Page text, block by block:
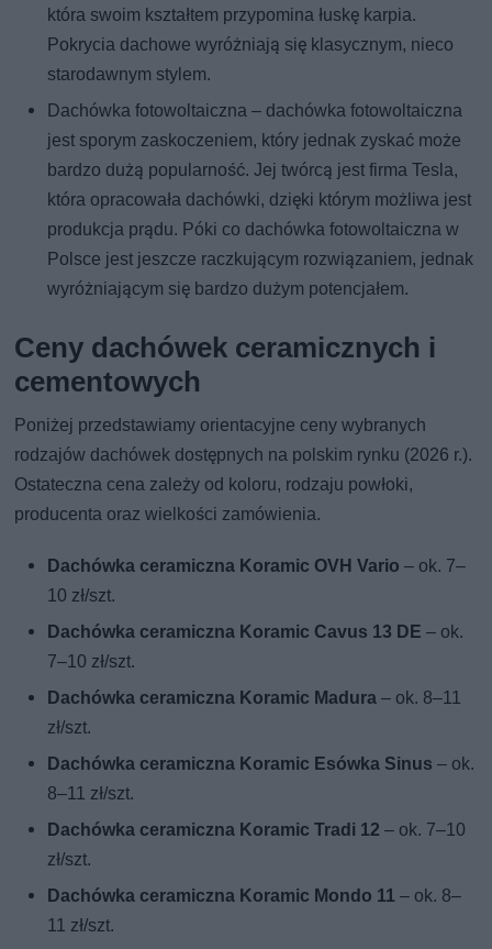
która swoim kształtem przypomina łuskę karpia.
Pokrycia dachowe wyróżniają się klasycznym, nieco
starodawnym stylem.
Dachówka fotowoltaiczna – dachówka fotowoltaiczna
jest sporym zaskoczeniem, który jednak zyskać może
bardzo dużą popularność. Jej twórcą jest firma Tesla,
która opracowała dachówki, dzięki którym możliwa jest
produkcja prądu. Póki co dachówka fotowoltaiczna w
Polsce jest jeszcze raczkującym rozwiązaniem, jednak
wyróżniającym się bardzo dużym potencjałem.
Ceny dachówek ceramicznych i
cementowych
Poniżej przedstawiamy orientacyjne ceny wybranych
rodzajów dachówek dostępnych na polskim rynku (2026 r.).
Ostateczna cena zależy od koloru, rodzaju powłoki,
producenta oraz wielkości zamówienia.
Dachówka ceramiczna Koramic OVH Vario – ok. 7–
10 zł/szt.
Dachówka ceramiczna Koramic Cavus 13 DE – ok.
7–10 zł/szt.
Dachówka ceramiczna Koramic Madura – ok. 8–11
zł/szt.
Dachówka ceramiczna Koramic Esówka Sinus – ok.
8–11 zł/szt.
Dachówka ceramiczna Koramic Tradi 12 – ok. 7–10
zł/szt.
Dachówka ceramiczna Koramic Mondo 11 – ok. 8–
11 zł/szt.